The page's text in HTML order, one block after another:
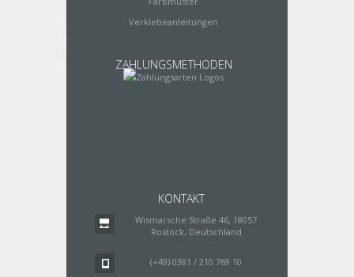
Verklebeanleitungen
ZAHLUNGSMETHODEN
KONTAKT
Wismarsche Straße 46, 18057
Rostock, Deutschland
(+49) 0381 / 210 769 10